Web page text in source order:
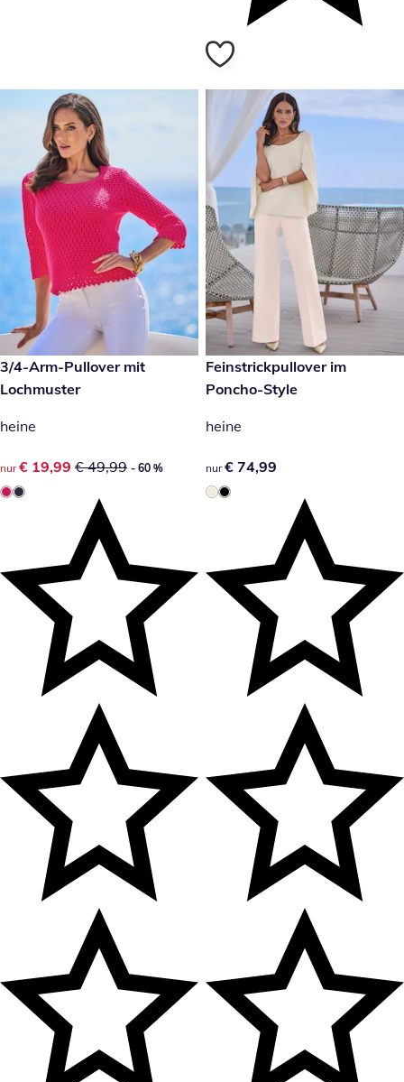
reduzierter Preis € 19,99, vorheriger Preis: € 49,99
- 60 %
3/4-Arm-Pullover mit
Lochmuster
heine
reduzierter Preis € 19,99, vorheriger Preis: € 49,99
nur € 19,99 € 49,99 - 60 %
€ 74,99
Feinstrickpullover im
Poncho-Style
heine
€ 74,99
nur € 74,99